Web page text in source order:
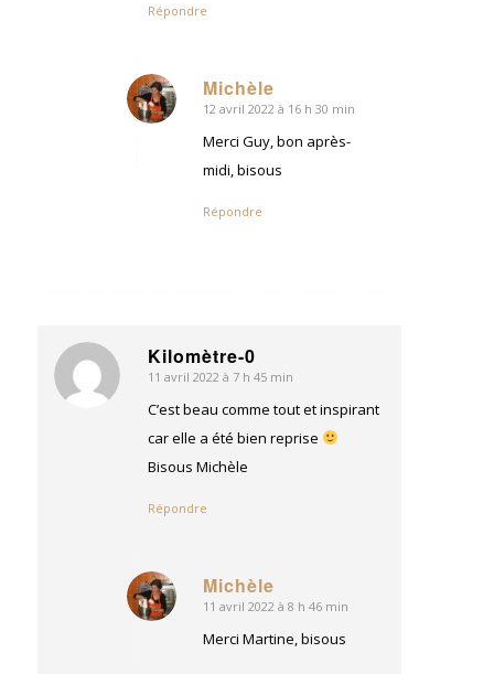
Répondre
Michèle
dit
12 avril 2022 à 16 h 30 min
Merci Guy, bon après-
midi, bisous
Répondre
Kilomètre-0
dit
:
11 avril 2022 à 7 h 45 min
C’est beau comme tout et inspirant
car elle a été bien reprise
Bisous Michèle
Répondre
Michèle
dit
11 avril 2022 à 8 h 46 min
Merci Martine, bisous